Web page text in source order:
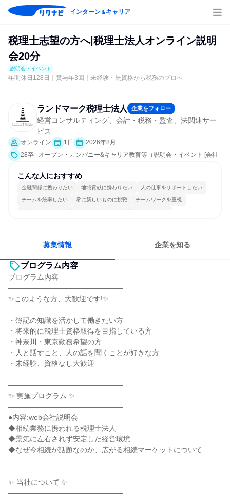
インターン＆キャリア
税理士志望の方へ|税理士法人オンライン説明
会20分
説明会・イベント
年間休日128日｜賞与年3回｜未経験・無資格から税務のプロへ
ランドマーク税理士法人 企業をフォロー
経営コンサルティング、会計・税務・監査、法関連サー
ビス
オンライン 1日
2026年8月
28卒 | オープン・カンパニー&キャリア教育等（説明会・イベント [会社
こんな人におすすめ
金融関係に携わりたい 地域貢献に携わりたい 人の仕事をサポートしたい
チームを統率したい 常に新しいものに挑戦 チームワークを重視
女性が働きやすい環境で働ける 長く同じ会社に居続けられる
募集情報 企業を知る
プログラム内容
プログラム内容
――――――――――――――――
✨このような方、大歓迎です!✨
――――――――――――――――
・簿記の知識を活かして働きたい方
・将来的に税理士資格取得を目指している方
・神奈川・東京勤務希望の方
・人と話すこと、人の話を聞くことが好きな方
・未経験、資格なし大歓迎
――――――――――――――――
✨ 実施プログラム ✨
――――――――――――――――
●内容:web会社説明会
◆相続業務に携われる税理士法人
◆景気に左右されず安定した経営環境
◆なぜ今相続が話題なのか、広がる相続マーケットについて
――――――――――――――――
✨ 当社について ✨
――――――――――――――――